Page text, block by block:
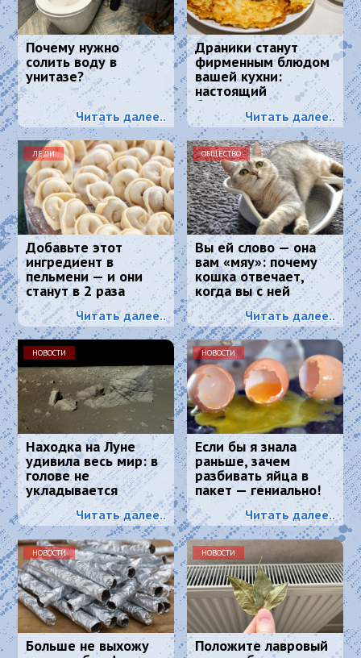
Почему нужно
солить воду в
унитазе?
Читать далее..
Драники станут
фирменным блюдом
вашей кухни:
настоящий
белорусский рецепт
Читать далее..
ЛЕДИ
Добавьте этот
ингредиент в
пельмени — и они
станут в 2 раза
сочнее и вкуснее:
понравится всем
Читать далее..
ОБЩЕСТВО
Вы ей слово — она
вам «мяу»: почему
кошка отвечает,
когда вы с ней
разговариваете
Читать далее..
НОВОСТИ
Находка на Луне
удивила весь мир: в
голове не
укладывается
Читать далее..
НОВОСТИ
Если бы я знала
раньше, зачем
разбивать яйца в
пакет — гениально!
Читать далее..
НОВОСТИ
Больше не выхожу
НОВОСТИ
Положите лавровый